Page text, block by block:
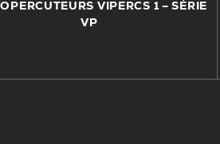
VIPERCS 1 – SÉRIE
VP